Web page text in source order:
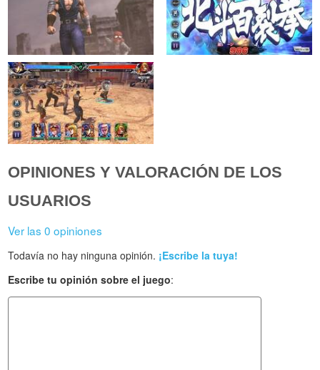
OPINIONES Y VALORACIÓN DE LOS
USUARIOS
Ver las 0 opiniones
Todavía no hay ninguna opinión. ¡Escribe la tuya!
Escribe tu opinión sobre el juego: